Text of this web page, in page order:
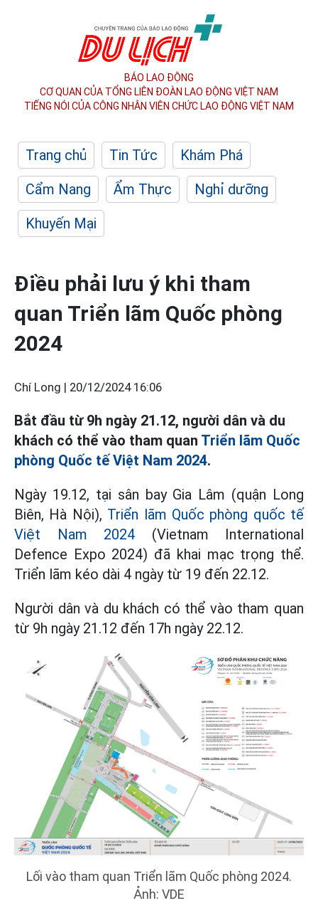
BÁO LAO ĐỘNG
CƠ QUAN CỦA TỔNG LIÊN ĐOÀN LAO ĐỘNG VIỆT NAM
TIẾNG NÓI CỦA CÔNG NHÂN VIÊN CHỨC LAO ĐỘNG VIỆT NAM
Trang chủ Tin Tức
Khám Phá
Cẩm Nang
Ẩm Thực
Nghỉ dưỡng
Khuyến Mại
Điều phải lưu ý khi tham
quan Triển lãm Quốc phòng
2024
Chí Long | 20/12/2024 16:06
Bắt đầu từ 9h ngày 21.12, người dân và du
khách có thể vào tham quan Triển lãm Quốc
phòng Quốc tế Việt Nam 2024.
Ngày 19.12, tại sân bay Gia Lâm (quận Long
Biên, Hà Nội), Triển lãm Quốc phòng quốc tế
Việt Nam 2024 (Vietnam International
Defence Expo 2024) đã khai mạc trọng thể.
Triển lãm kéo dài 4 ngày từ 19 đến 22.12.
Người dân và du khách có thể vào tham quan
từ 9h ngày 21.12 đến 17h ngày 22.12.
Lối vào tham quan Triển lãm Quốc phòng 2024.
Ảnh: VDE